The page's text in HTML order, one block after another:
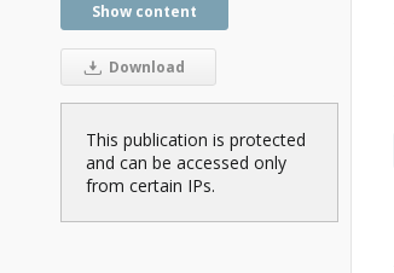
Show content
Download
This publication is protected
and can be accessed only
from certain IPs.